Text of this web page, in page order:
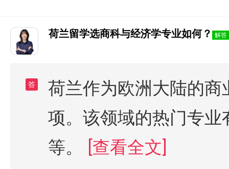
荷兰留学选商科与经济学专业如何？ 解答
答
荷兰作为欧洲大陆的
项。该领域的热门专
等。
[查看全文]